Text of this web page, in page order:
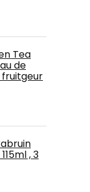
Tea
de
fruitgeur
, 3